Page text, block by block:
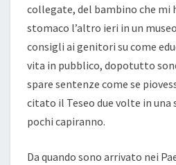
collegate, del bambino che mi
stomaco l’altro ieri in un
consigli ai genitori su come
vita in pubblico, dopotutto
spare sentenze come se
citato il Teseo due volte in una
pochi capiranno.
Da quando sono arrivato nei